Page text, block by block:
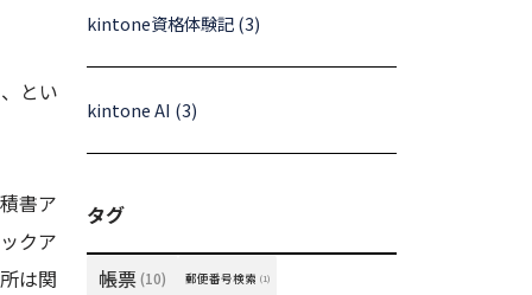
とい
書ア
クア
は関
kintone資格体験記 (3)
kintone AI (3)
タグ
帳票 (10) 郵便番号検索 (1)